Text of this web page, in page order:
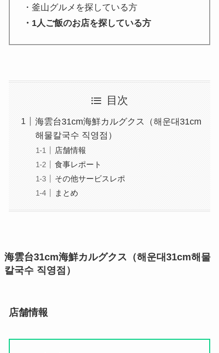
・釜山グルメを探している方
・1人ご飯のお店を探している方
目次
海雲台31cm海鮮カルグクス（해운대31cm
해물칼국수 직영점）
店舗情報
食事レポート
その他サービスレポ
まとめ
海雲台31cm海鮮カルグクス（해운대31cm해물
칼국수 직영점）
店舗情報